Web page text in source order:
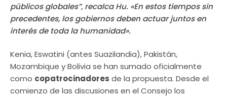
públicos globales”, recalca Hu. «En estos tiempos sin
precedentes, los gobiernos deben actuar juntos en
interés de toda la humanidad».
Kenia, Eswatini (antes Suazilandia), Pakistán,
Mozambique y Bolivia se han sumado oficialmente
como copatrocinadores de la propuesta. Desde el
comienzo de las discusiones en el Consejo los